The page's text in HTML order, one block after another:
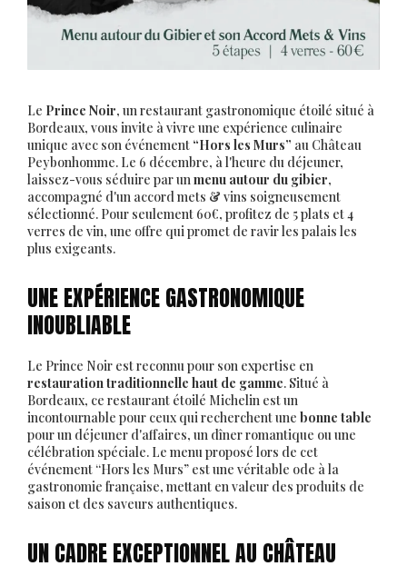
Le Prince Noir, un restaurant gastronomique étoilé situé à
Bordeaux, vous invite à vivre une expérience culinaire
unique avec son événement “Hors les Murs” au Château
Peybonhomme. Le 6 décembre, à l'heure du déjeuner,
laissez-vous séduire par unmenu autour du gibier,
accompagné d'un accord mets & vins soigneusement
sélectionné. Pour seulement 60€, profitez de 5 plats et 4
verres de vin, une offre qui promet de ravir les palais les
plus exigeants.
UNE EXPÉRIENCE GASTRONOMIQUE
INOUBLIABLE
Le Prince Noir est reconnu pour son expertise en
restauration traditionnelle haut de gamme. Situé à
Bordeaux, ce restaurant étoilé Michelin est un
incontournable pour ceux qui recherchent une bonne table
pour un déjeuner d'affaires, un dîner romantique ou une
célébration spéciale. Le menu proposé lors de cet
événement “Hors les Murs” est une véritable ode à la
gastronomie française, mettant en valeur des produits de
saison et des saveurs authentiques.
UN CADRE EXCEPTIONNEL AU CHÂTEAU